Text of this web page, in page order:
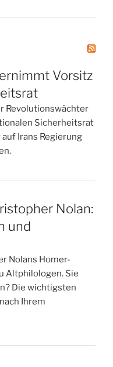
Vorsitz
Revolutionswächter
Sicherheitsrat
Irans Regierung
Nolan:
und
Nolans Homer-
Altphilologen. Sie
Die wichtigsten
Ihrem